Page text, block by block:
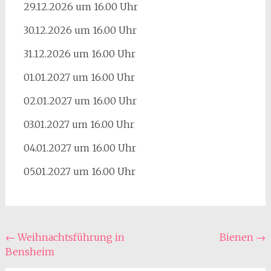
29.12.2026 um 16.00 Uhr
30.12.2026 um 16.00 Uhr
31.12.2026 um 16.00 Uhr
01.01.2027 um 16.00 Uhr
02.01.2027 um 16.00 Uhr
03.01.2027 um 16.00 Uhr
04.01.2027 um 16.00 Uhr
05.01.2027 um 16.00 Uhr
Beitragsnavigation
← Weihnachtsführung in
Bensheim
Bienen →